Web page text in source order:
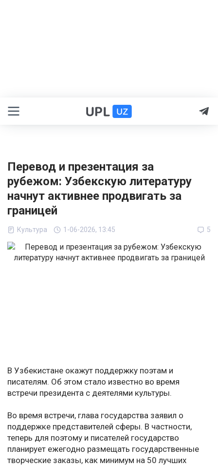
Перевод и презентация за
рубежом: Узбекскую литературу
начнут активнее продвигать за
границей
Культура 1-06-2026, 13:45 5
В Узбекистане окажут поддержку поэтам и
писателям. Об этом стало известно во время
встречи президента с деятелями культуры.
Во время встречи, глава государства заявил о
поддержке представителей сферы. В частности,
теперь для поэтому и писателей государство
планирует ежегодно размещать государственные
творческие заказы, как минимум на 50 лучших